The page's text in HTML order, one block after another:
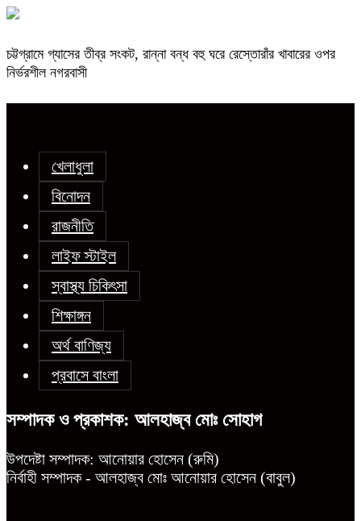
চট্টগ্রামে গ্যাসের তীব্র সংকট, রান্না বন্ধ বহু ঘরে রেস্তোরাঁর খাবারের ওপর
নির্ভরশীল নগরবাসী
খেলাধুলা
বিনোদন
রাজনীতি
লাইফ স্টাইল
স্বাস্থ্য চিকিৎসা
শিক্ষাঙ্গন
অর্থ বাণিজ্য
প্রবাসে বাংলা
সম্পাদক ও প্রকাশক: আলহাজ্ব মোঃ সোহাগ
উপদেষ্টা সম্পাদক: আনোয়ার হোসেন (রুমি)
নির্বাহী সম্পাদক - আলহাজ্ব মোঃ আনোয়ার হোসেন (বাবুল)